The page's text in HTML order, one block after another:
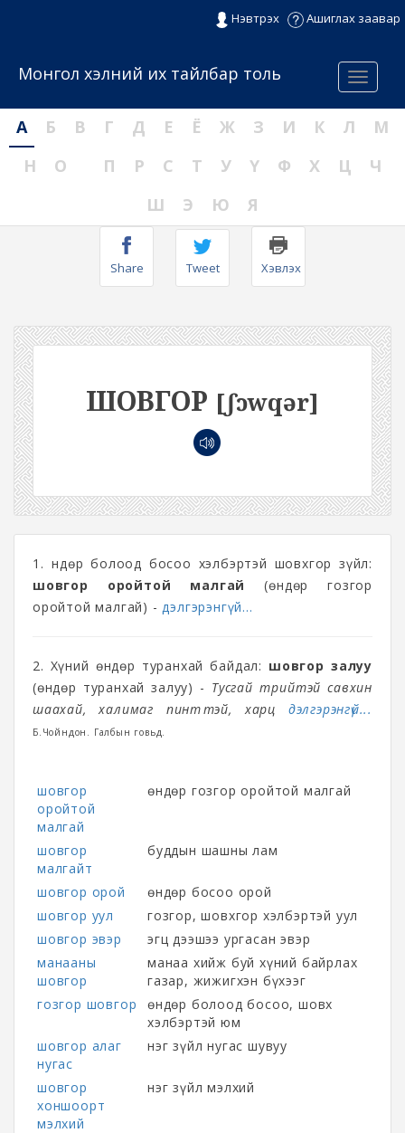
Нэвтрэх Ашиглах заавар
Menu
Монгол хэлний их тайлбар толь
А Б В Г Д Е Ё Ж З И К Л
М
Н
О П Р С Т У Ү Ф Х Ц
Ч
Ш
Э Ю Я
Share Tweet Хэвлэх
ШОВГОР [ʃɔwqər]
1. Өндөр болоод босоо хэлбэртэй шовхгор зүйл:
шовгор оройтой малгай
(өндөр гозгор
оройтой малгай) -дэлгэрэнгүй...
2. Хүний өндөр туранхай байдал: шовгор залуу
(өндөр туранхай залуу) - Тусгай түрийтэй савхин
шаахай, халимаг пинтүүтэй, харц дэлгэрэнгүй...
Б.Чойндон. Галбын говьд.
шовгор
оройтой
малгай
өндөр гозгор оройтой малгай
шовгор
малгайт
буддын шашны лам
шовгор орой
өндөр босоо орой
шовгор уул
гозгор, шовхгор хэлбэртэй уул
шовгор эвэр
эгц дээшээ ургасан эвэр
манааны
шовгор
манаа хийж буй хүний байрлах
газар, жижигхэн бүхээг
гозгор шовгор
өндөр болоод босоо, шовх
хэлбэртэй юм
шовгор алаг
нугас
нэг зүйл нугас шувуу
шовгор
хоншоорт
мэлхий
нэг зүйл мэлхий